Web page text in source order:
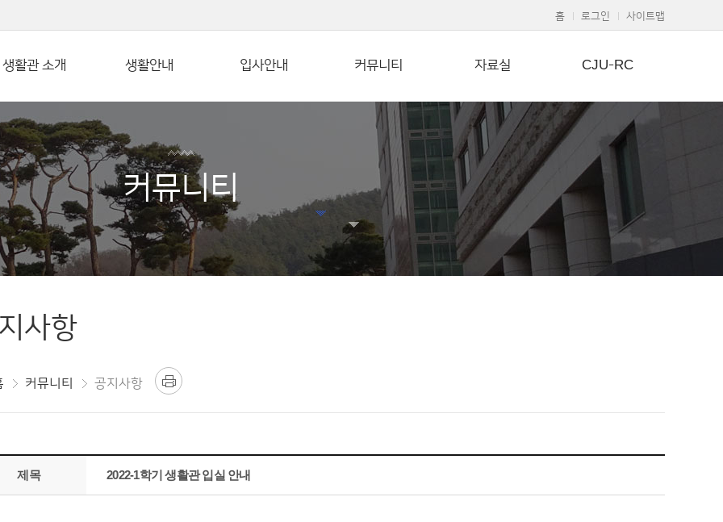
홈 로그인 사이트맵
생활관 소개 생활안내 입사안내 커뮤니티 자료실 CJU-RC
커뮤니티
사항
커뮤니티 공지사항
제목 2022-1학기 생활관 입실 안내